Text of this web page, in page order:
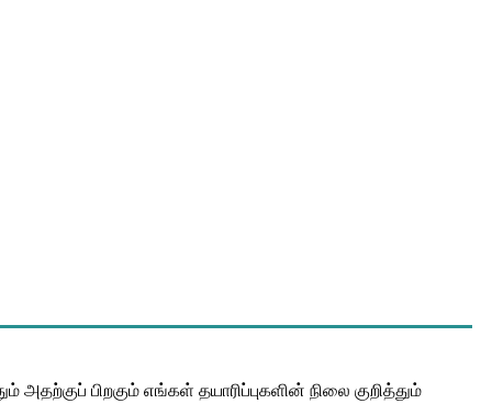
பிறகும் எங்கள் தயாரிப்புகளின் நிலை குறித்தும்